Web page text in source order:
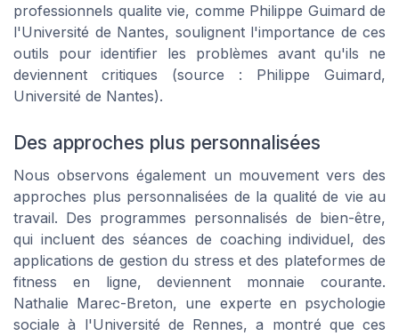
professionnels qualite vie, comme Philippe Guimard de
l'Université de Nantes, soulignent l'importance de ces
outils pour identifier les problèmes avant qu'ils ne
deviennent critiques (source : Philippe Guimard,
Université de Nantes).
Des approches plus personnalisées
Nous observons également un mouvement vers des
approches plus personnalisées de la qualité de vie au
travail. Des programmes personnalisés de bien-être,
qui incluent des séances de coaching individuel, des
applications de gestion du stress et des plateformes de
fitness en ligne, deviennent monnaie courante.
Nathalie Marec-Breton, une experte en psychologie
sociale à l'Université de Rennes, a montré que ces